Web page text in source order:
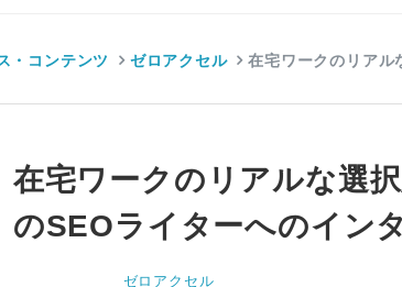
・コンテンツ ゼロアクセル 在宅ワークのリア
在宅ワークのリアルな選
のSEOライターへのイン
ゼロアクセル